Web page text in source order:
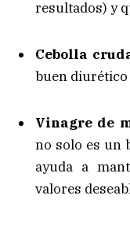
resultados) y
Cebolla
buen
Vinagre de
no solo es un
ayuda a
valores